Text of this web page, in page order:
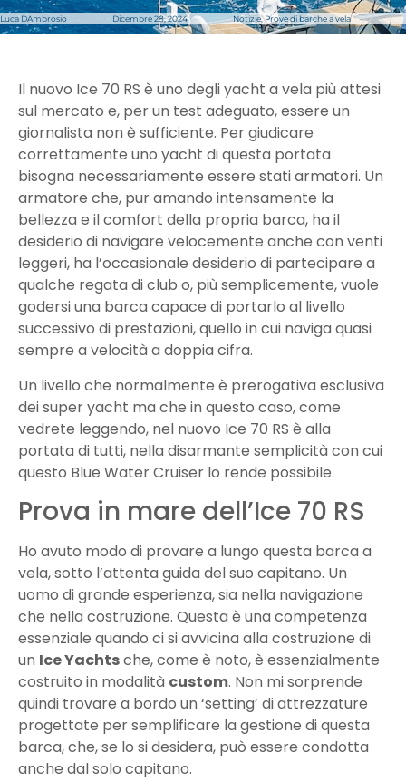
Luca DAmbrosio Dicembre 28, 2024 Notizie,Prove di barche a vela
Il nuovo Ice 70 RS è uno degli yacht a vela più attesi
sul mercato e, per un test adeguato, essere un
giornalista non è sufficiente. Per giudicare
correttamente uno yacht di questa portata
bisogna necessariamente essere stati armatori. Un
armatore che, pur amando intensamente la
bellezza e il comfort della propria barca, ha il
desiderio di navigare velocemente anche con venti
leggeri, ha l’occasionale desiderio di partecipare a
qualche regata di club o, più semplicemente, vuole
godersi una barca capace di portarlo al livello
successivo di prestazioni, quello in cui naviga quasi
sempre a velocità a doppia cifra.
Un livello che normalmente è prerogativa esclusiva
dei super yacht ma che in questo caso, come
vedrete leggendo, nel nuovo Ice 70 RS è alla
portata di tutti, nella disarmante semplicità con cui
questo Blue Water Cruiser lo rende possibile.
Prova in mare dell’Ice 70 RS
Ho avuto modo di provare a lungo questa barca a
vela, sotto l’attenta guida del suo capitano. Un
uomo di grande esperienza, sia nella navigazione
che nella costruzione. Questa è una competenza
essenziale quando ci si avvicina alla costruzione di
un Ice Yachtsche, come è noto, è essenzialmente
costruito in modalità custom. Non mi sorprende
quindi trovare a bordo un ‘setting’ di attrezzature
progettate per semplificare la gestione di questa
barca, che, se lo si desidera, può essere condotta
anche dal solo capitano.